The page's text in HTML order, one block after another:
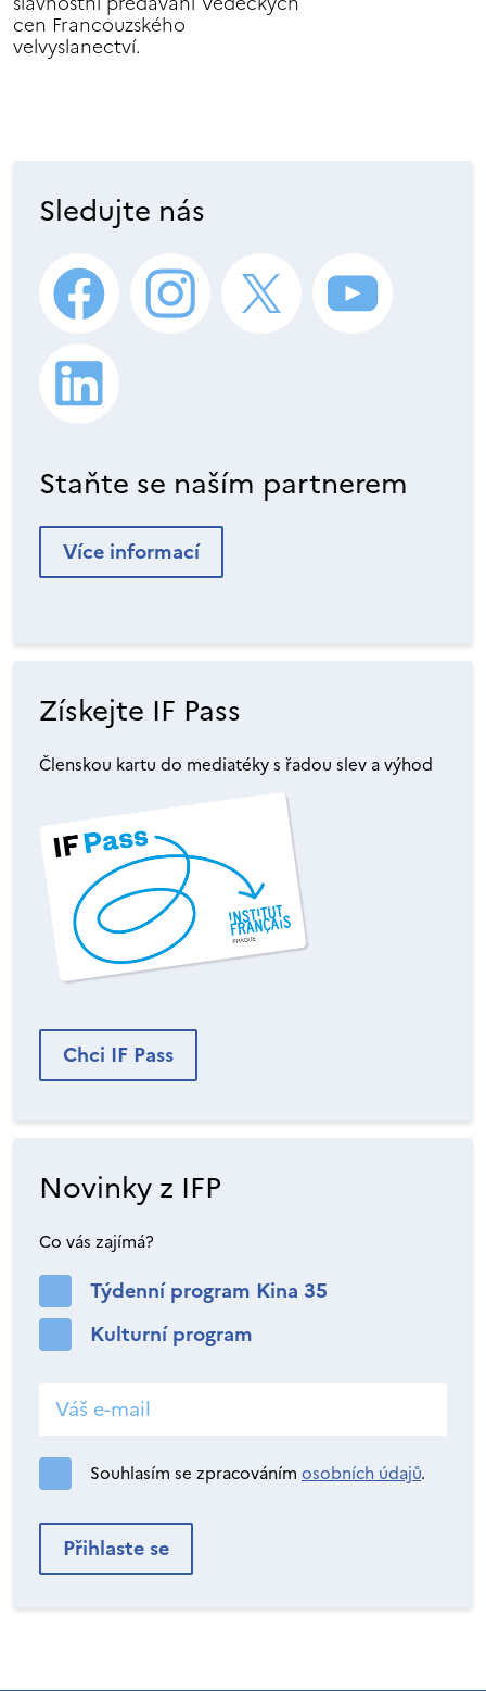
cen Francouzského
velvyslanectví.
Sledujte nás
Staňte se naším partnerem
Více informací
Získejte IF Pass
Členskou kartu do mediatéky s řadou slev a výhod
Chci IF Pass
Novinky z IFP
Co vás zajímá?
Týdenní program Kina 35
Kulturní program
Souhlasím se zpracováním osobních údajů.